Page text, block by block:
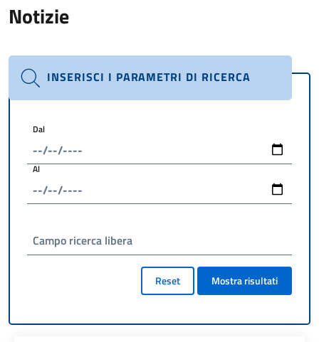
Notizie
INSERISCI I PARAMETRI DI RICERCA
Dal
Al
Campo ricerca libera
Reset Mostra risultati